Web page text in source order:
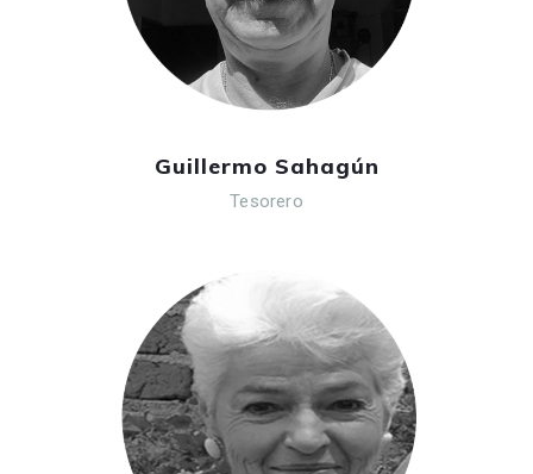
Guillermo Sahagún
Tesorero